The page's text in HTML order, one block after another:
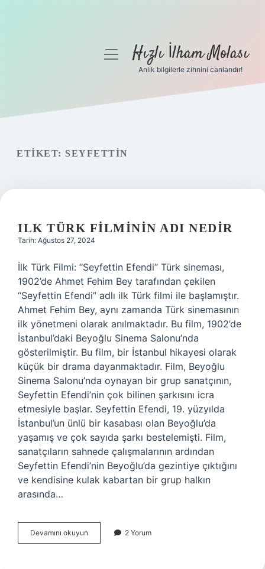
Gizlilik Politikası
menüyüHızlı İlham Molası
Anlık bilgilerle zihnini canlandır!
ETIKET: SEYFETTIN
ILK TÜRK FILMININ ADI NEDIR
Tarih: Ağustos 27, 2024
İlk Türk Filmi: “Seyfettin Efendi” Türk sineması,
1902’de Ahmet Fehim Bey tarafından çekilen
“Seyfettin Efendi” adlı ilk Türk filmi ile başlamıştır.
Ahmet Fehim Bey, aynı zamanda Türk sinemasının
ilk yönetmeni olarak anılmaktadır. Bu film, 1902’de
İstanbul’daki Beyoğlu Sinema Salonu’nda
gösterilmiştir. Bu film, bir İstanbul hikayesi olarak
küçük bir drama dayanmaktadır. Film, Beyoğlu
Sinema Salonu’nda oynayan bir grup sanatçının,
Seyfettin Efendi’nin çok bilinen şarkısını icra
etmesiyle başlar. Seyfettin Efendi, 19. yüzyılda
İstanbul’un ünlü bir kasabası olan Beyoğlu’da
yaşamış ve çok sayıda şarkı bestelemişti. Film,
sanatçıların sahnede çalışmalarının ardından
Seyfettin Efendi’nin Beyoğlu’da gezintiye çıktığını
ve kendisine kulak kabartan bir grup halkın
arasında…
Devamını okuyun
Türk
2 Yorum